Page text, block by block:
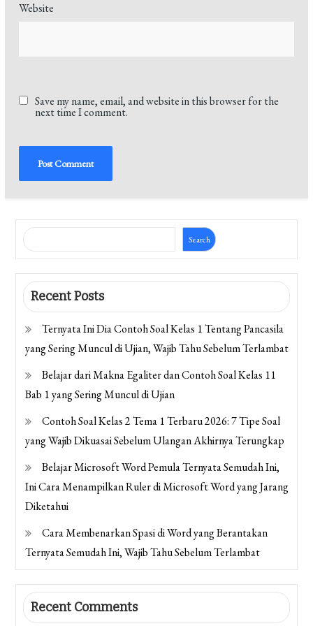
Website
Save my name, email, and website in this browser for the
next time I comment.
Search
Recent Posts
Ternyata Ini Dia Contoh Soal Kelas 1 Tentang Pancasila
yang Sering Muncul di Ujian, Wajib Tahu Sebelum Terlambat
Belajar dari Makna Egaliter dan Contoh Soal Kelas 11
Bab 1 yang Sering Muncul di Ujian
Contoh Soal Kelas 2 Tema 1 Terbaru 2026: 7 Tipe Soal
yang Wajib Dikuasai Sebelum Ulangan Akhirnya Terungkap
Belajar Microsoft Word Pemula Ternyata Semudah Ini,
Ini Cara Menampilkan Ruler di Microsoft Word yang Jarang
Diketahui
Cara Membenarkan Spasi di Word yang Berantakan
Ternyata Semudah Ini, Wajib Tahu Sebelum Terlambat
Recent Comments